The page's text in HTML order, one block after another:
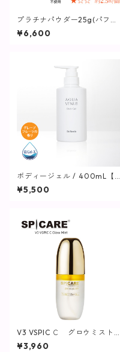
プラチナパウダー25g(パフ付
き)【ヴィプランツ】
¥6,600
ボディージェル / 400mL【保
湿ジェル】
¥5,500
V3 VSPIC Ｃ グロウミスト
【SPICARE／スピケア】
¥3,960